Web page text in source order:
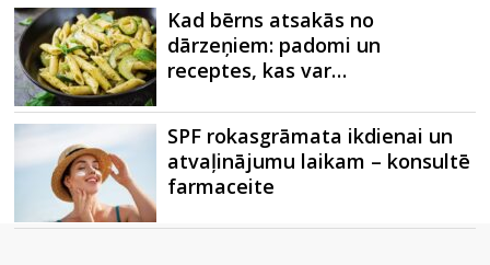
Kad bērns atsakās no
dārzeņiem: padomi un
receptes, kas var…
SPF rokasgrāmata ikdienai un
atvaļinājumu laikam – konsultē
farmaceite